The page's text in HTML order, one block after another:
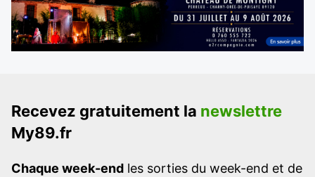
Recevez gratuitement la newslettre
My89.fr
Chaque week-end les sorties du week-end et de